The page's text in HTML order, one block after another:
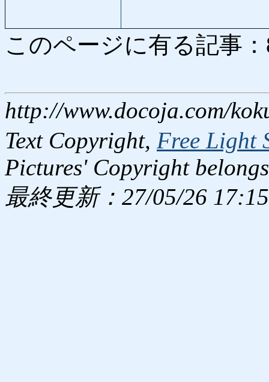
このページに有る記事
http://www.docoja.com/
Text Copyright, Free Light
Pictures' Copyright
最終更新：27/05/26 17:15